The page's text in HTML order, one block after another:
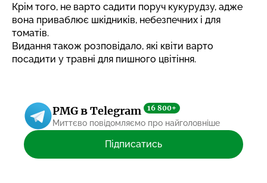
Крім того, не варто садити поруч кукурудзу, адже
вона приваблює шкідників, небезпечних і для
томатів.
Видання також розповідало, які квіти варто
посадити у травні для пишного цвітіння.
PMG в Telegram 16 800+
Миттєво повідомляємо про найголовніше
Підписатись